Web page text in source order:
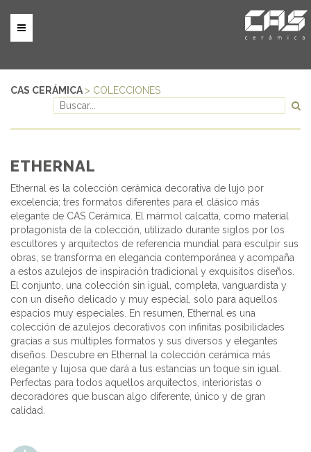
CAS CERÁMICA > COLECCIONES
ETHERNAL
Ethernal es la colección cerámica decorativa de lujo por
excelencia; tres formatos diferentes para el clásico más
elegante de CAS Cerámica. El mármol calcatta, como material
protagonista de la colección, utilizado durante siglos por los
escultores y arquitectos de referencia mundial para esculpir sus
obras, se transforma en elegancia contemporánea y acompaña
a estos azulejos de inspiración tradicional y exquisitos diseños.
El conjunto, una colección sin igual, completa, vanguardista y
con un diseño delicado y muy especial, solo para aquellos
espacios muy especiales. En resumen, Ethernal es una
colección de azulejos decorativos con infinitas posibilidades
gracias a sus múltiples formatos y sus diversos y elegantes
diseños. Descubre en Ethernal la colección cerámica más
elegante y lujosa que dará a tus estancias un toque sin igual.
Perfectas para todos aquellos arquitectos, interioristas o
decoradores que buscan algo diferente, único y de gran
calidad.